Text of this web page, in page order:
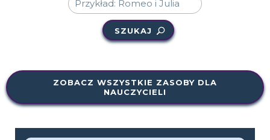
SZUKAJ
ZOBACZ WSZYSTKIE ZASOBY DLA
NAUCZYCIELI